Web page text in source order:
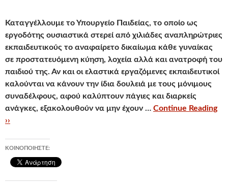
Καταγγέλλουμε το Υπουργείο Παιδείας, το οποίο ως
εργοδότης ουσιαστικά στερεί από χιλιάδες αναπληρώτριες
εκπαιδευτικούς το αναφαίρετο δικαίωμα κάθε γυναίκας
σε προστατευόμενη κύηση, λοχεία αλλά και ανατροφή του
παιδιού της. Αν και οι ελαστικά εργαζόμενες εκπαιδευτικοί
καλούνται να κάνουν την ίδια δουλειά με τους μόνιμους
συναδέλφους, αφού καλύπτουν πάγιες και διαρκείς
ανάγκες, εξακολουθούν να μην έχουν … Continue Reading
››
ΚΟΙΝΟΠΟΙΉΣΤΕ: